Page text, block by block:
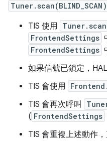
Tuner.scan(BLIND_SCAN)
TIS 使用
FrontendSettings
FrontendSettings
如果信號已鎖定，
TIS 會使用
TIS 會再次呼叫
( FrontendSettings
TIS 會重複上述動作